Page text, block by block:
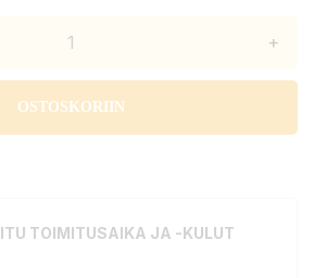
+
OSTOSKORIIN
TOIMITUSAIKA JA -KULUT